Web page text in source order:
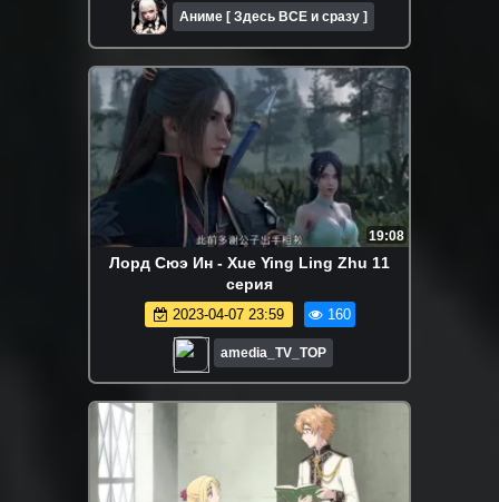
Аниме [ Здесь ВСЕ и сразу ]
19:08
Лорд Сюэ Ин - Xue Ying Ling Zhu 11
серия
2023-04-07 23:59 160
amedia_TV_TOP